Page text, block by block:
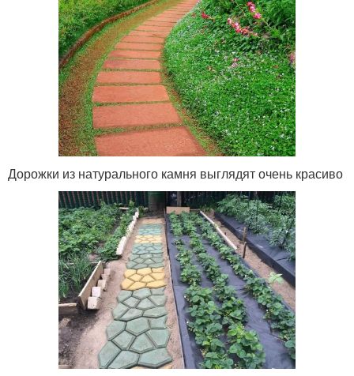
Дорожки из натурального камня выглядят очень красиво